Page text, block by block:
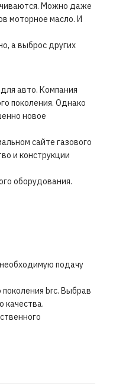
Можно даже
моторное масло. И
а выброс других
авто. Компания
поколения. Однако
новое
сайте газового
и конструкции
оборудования.
подачу
brc. Выбрав
качества.